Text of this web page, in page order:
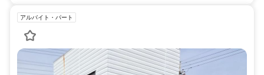
アルバイト・パート